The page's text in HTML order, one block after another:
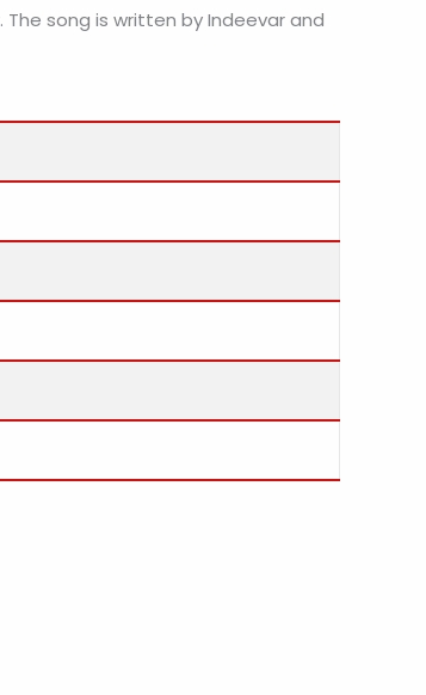
The song is written by Indeevar and